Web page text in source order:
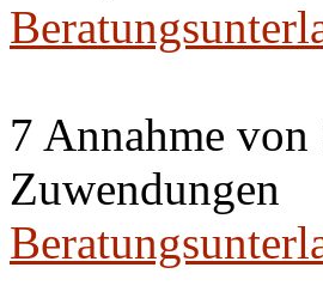
7 Annahme
Zuwendungen